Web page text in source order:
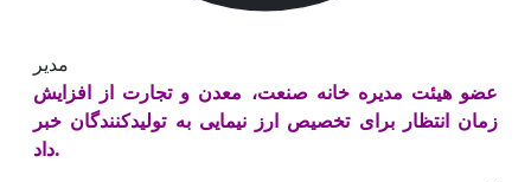
مدیر
عضو هیئت مدیره خانه صنعت، معدن و تجارت از افزایش
زمان انتظار برای تخصیص ارز نیمایی به تولیدکنندگان خبر
داد.